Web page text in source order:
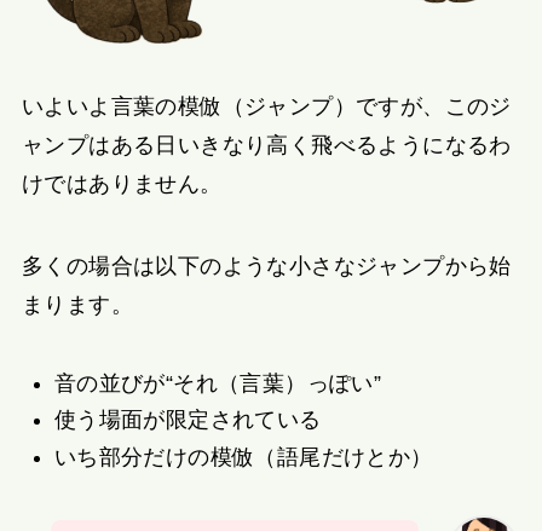
いよいよ言葉の模倣（ジャンプ）ですが、このジ
ャンプはある日いきなり高く飛べるようになるわ
けではありません。
多くの場合は以下のような小さなジャンプから始
まります。
音の並びが“それ（言葉）っぽい”
使う場面が限定されている
いち部分だけの模倣（語尾だけとか）